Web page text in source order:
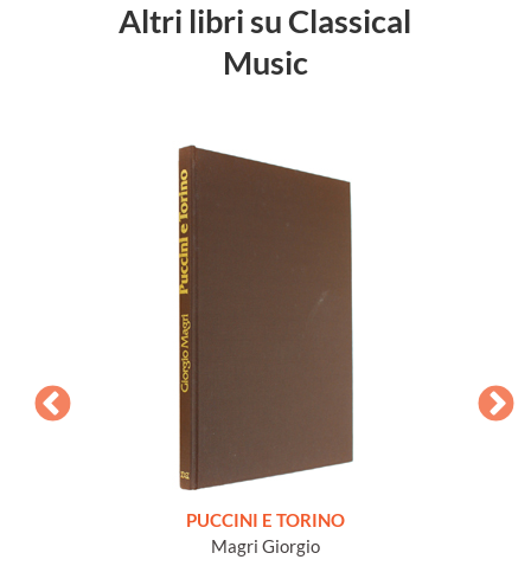
Altri libri su Classical
Music
PUCCINI E TORINO
Magri Giorgio